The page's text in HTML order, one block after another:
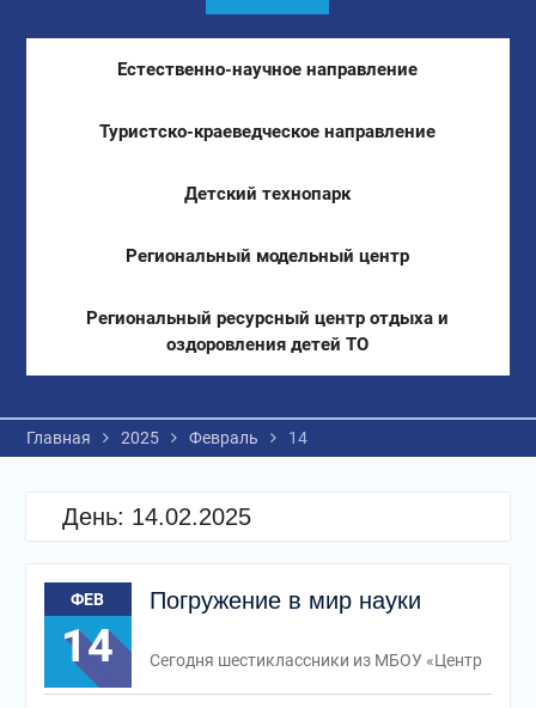
Естественно-научное направление
Туристско-краеведческое направление
Детский технопарк
Региональный модельный центр
Региональный ресурсный центр отдыха и
оздоровления детей ТО
Главная 2025 Февраль 14
День: 14.02.2025
ФЕВ
14
Погружение в мир науки
Сегодня шестиклассники из МБОУ «Центр